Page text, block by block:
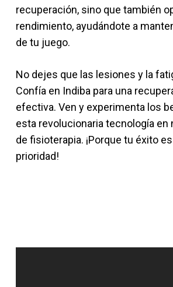
recuperación, sino que también
rendimiento, ayudándote a
de tu juego.
No dejes que las lesiones y la
Confía en Indiba para una
efectiva. Ven y experimenta los
esta revolucionaria tecnología
de fisioterapia. ¡Porque tu éxito
prioridad!